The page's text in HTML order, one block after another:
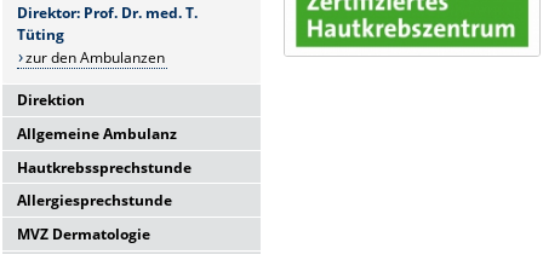
Direktor: Prof. Dr. med. T.
Tüting
zur den Ambulanzen
Allgemeine Ambulanz
Sie erreichen uns telefonisch Mo-
Fr.:
8-10 Uhr
Hier finden Sie uns:
Hautkrebssprechstunde
Sie erreichen uns telefonisch Mo-
Fr.:
Allergiesprechstunde
Sie erreichen uns telefonisch Mo-
MVZ Dermatologie
Direktion
Universitätshautklinik
Haus 14
Leipziger Str. 44
39120 Magdeburg
Direktor: Prof. Dr. med. T.